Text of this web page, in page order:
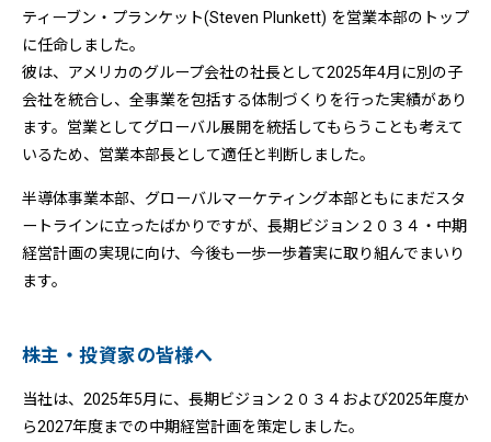
ティーブン・プランケット(Steven Plunkett) を営業本部のトップ
に任命しました。
彼は、アメリカのグループ会社の社長として2025年4月に別の子
会社を統合し、全事業を包括する体制づくりを行った実績があり
ます。営業としてグローバル展開を統括してもらうことも考えて
いるため、営業本部長として適任と判断しました。
半導体事業本部、グローバルマーケティング本部ともにまだスタ
ートラインに立ったばかりですが、長期ビジョン２０３４・中期
経営計画の実現に向け、今後も一歩一歩着実に取り組んでまいり
ます。
株主・投資家の皆様へ
当社は、2025年5月に、長期ビジョン２０３４および2025年度か
ら2027年度までの中期経営計画を策定しました。